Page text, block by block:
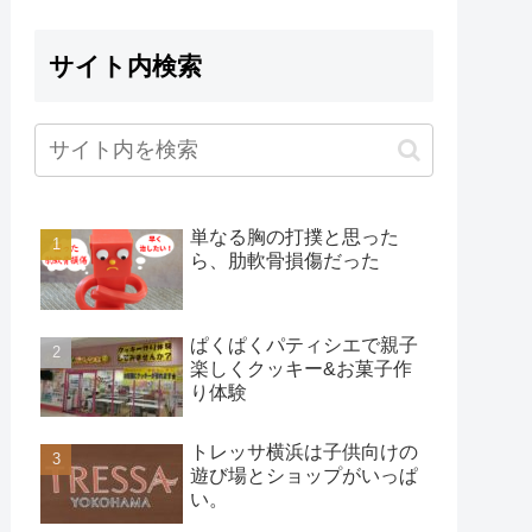
サイト内検索
単なる胸の打撲と思った
ら、肋軟骨損傷だった
ぱくぱくパティシエで親子
楽しくクッキー&お菓子作
り体験
トレッサ横浜は子供向けの
遊び場とショップがいっぱ
い。